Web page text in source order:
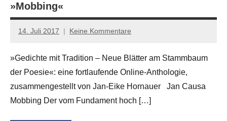
»Mobbing«
14. Juli 2017
Anton
Leitner
Keine Kommentare
»Gedichte mit Tradition – Neue Blätter am Stammbaum
der Poesie«: eine fortlaufende Online-Anthologie,
zusammengestellt von Jan-Eike Hornauer Jan Causa
Mobbing Der vom Fundament hoch […]